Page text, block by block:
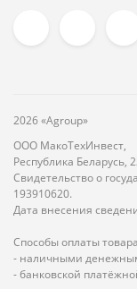
2026 «Agroup»
ООО МакоТехИнвест,
Республика Беларусь,
Свидетельство о
193910620.
Дата внесения
Способы оплаты
- наличными
- банковской